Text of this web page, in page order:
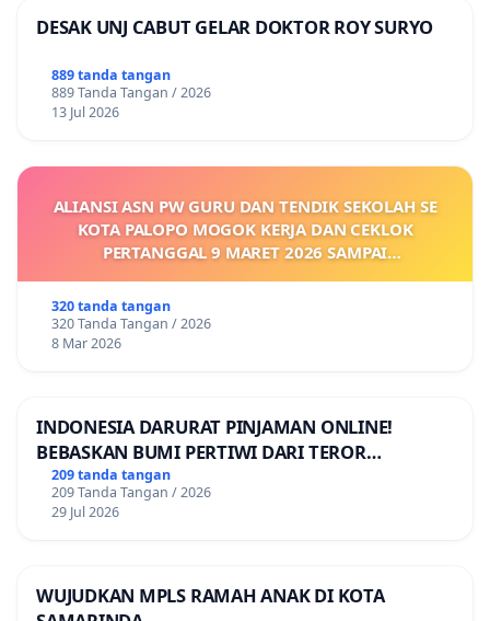
DESAK UNJ CABUT GELAR DOKTOR ROY SURYO
889 tanda tangan
889 Tanda Tangan / 2026
13 Jul 2026
ALIANSI ASN PW GURU DAN TENDIK SEKOLAH SE
KOTA PALOPO MOGOK KERJA DAN CEKLOK
PERTANGGAL 9 MARET 2026 SAMPAI
KEJELASAN SUMBER GAJI POKOK
320 tanda tangan
320 Tanda Tangan / 2026
8 Mar 2026
INDONESIA DARURAT PINJAMAN ONLINE!
BEBASKAN BUMI PERTIWI DARI TEROR
PINJAMAN ONLINE! TUTUP PINJOL!
209 tanda tangan
209 Tanda Tangan / 2026
29 Jul 2026
WUJUDKAN MPLS RAMAH ANAK DI KOTA